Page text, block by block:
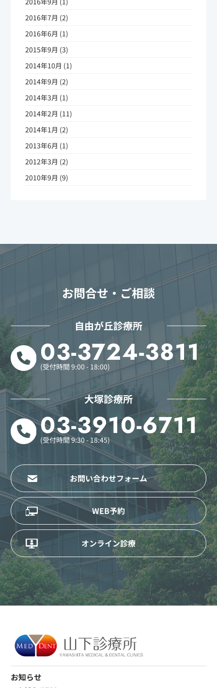
2016年7月 (2)
2016年6月 (1)
2015年9月 (3)
2014年10月 (1)
2014年9月 (2)
2014年3月 (1)
2014年2月 (11)
2014年1月 (2)
2013年6月 (1)
2012年3月 (2)
2010年9月 (9)
お問合せ・ご相談
自由が丘診療所
03-3724-3811
(受付時間 9:00 - 18:00)
大塚診療所
03-3910-6711
(受付時間 9:30 - 18:45)
お問い合わせフォーム
WEB予約
オンライン診療
お知らせ